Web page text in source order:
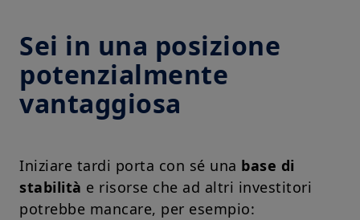
Sei in una posizione
potenzialmente
vantaggiosa
Iniziare tardi porta con sé una base di
stabilità e risorse che ad altri investitori
potrebbe mancare, per esempio: